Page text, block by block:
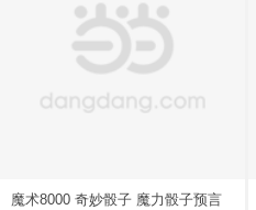
魔术8000 奇妙骰子 魔力骰子预言